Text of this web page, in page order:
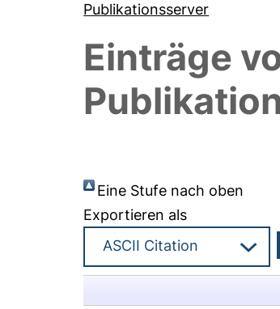
Publikationsserver
Einträge
Eine Stufe nach oben
Exportieren als